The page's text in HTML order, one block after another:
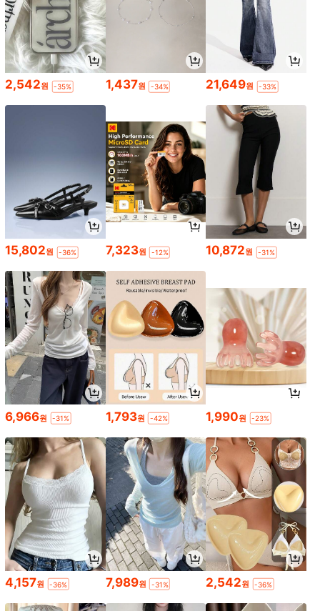
2,542원 -35% 1,437원 -34% 21,649원 -33%
15,802원 -36% 7,323원 -12% 10,872원 -31%
6,966원 -31% 1,793원 -42% 1,990원 -23%
4,157원 -36% 7,989원 -31% 2,542원 -36%